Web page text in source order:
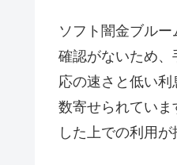
ソフト闇金ブル
確認がないため
応の速さと低い
数寄せられてい
した上での利用が